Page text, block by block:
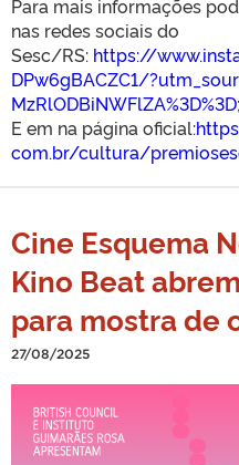
Para mais informações
nas redes sociais do
Sesc/RS: https://
DPw6gBACZC1/
MzRlODBiNWFlZA%3D%3D;
E em na página oficial:
com.br/cultura/
Cine Esquema
Kino Beat
para mostra de
27/08/2025